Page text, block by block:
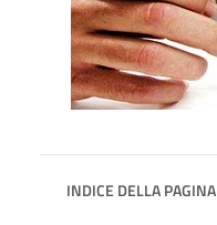
INDICE DELLA PAGINA